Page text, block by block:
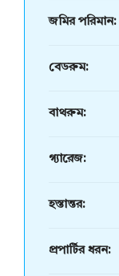
জমির পরিমান:
বেডরুম:
বাথরুম:
গ্যারেজ:
হস্তান্তর:
প্রপার্টির ধরন: